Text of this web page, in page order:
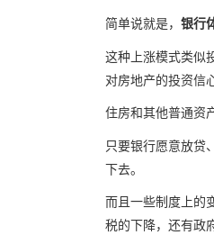
简单说就是， 银行
这种上涨模式类似
对房地产的投资信
住房和其他普通资
只要银行愿意放贷
下去。
而且一些制度上的
税的下降，还有政